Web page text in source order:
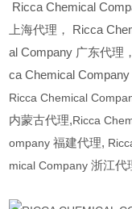
Ricca Chemical
上海代理， Ricca
al Company 广东代理
ca Chemical
Ricca Chemical
内蒙古代理,Ricca
ompany福建代理,
mical Company浙江代